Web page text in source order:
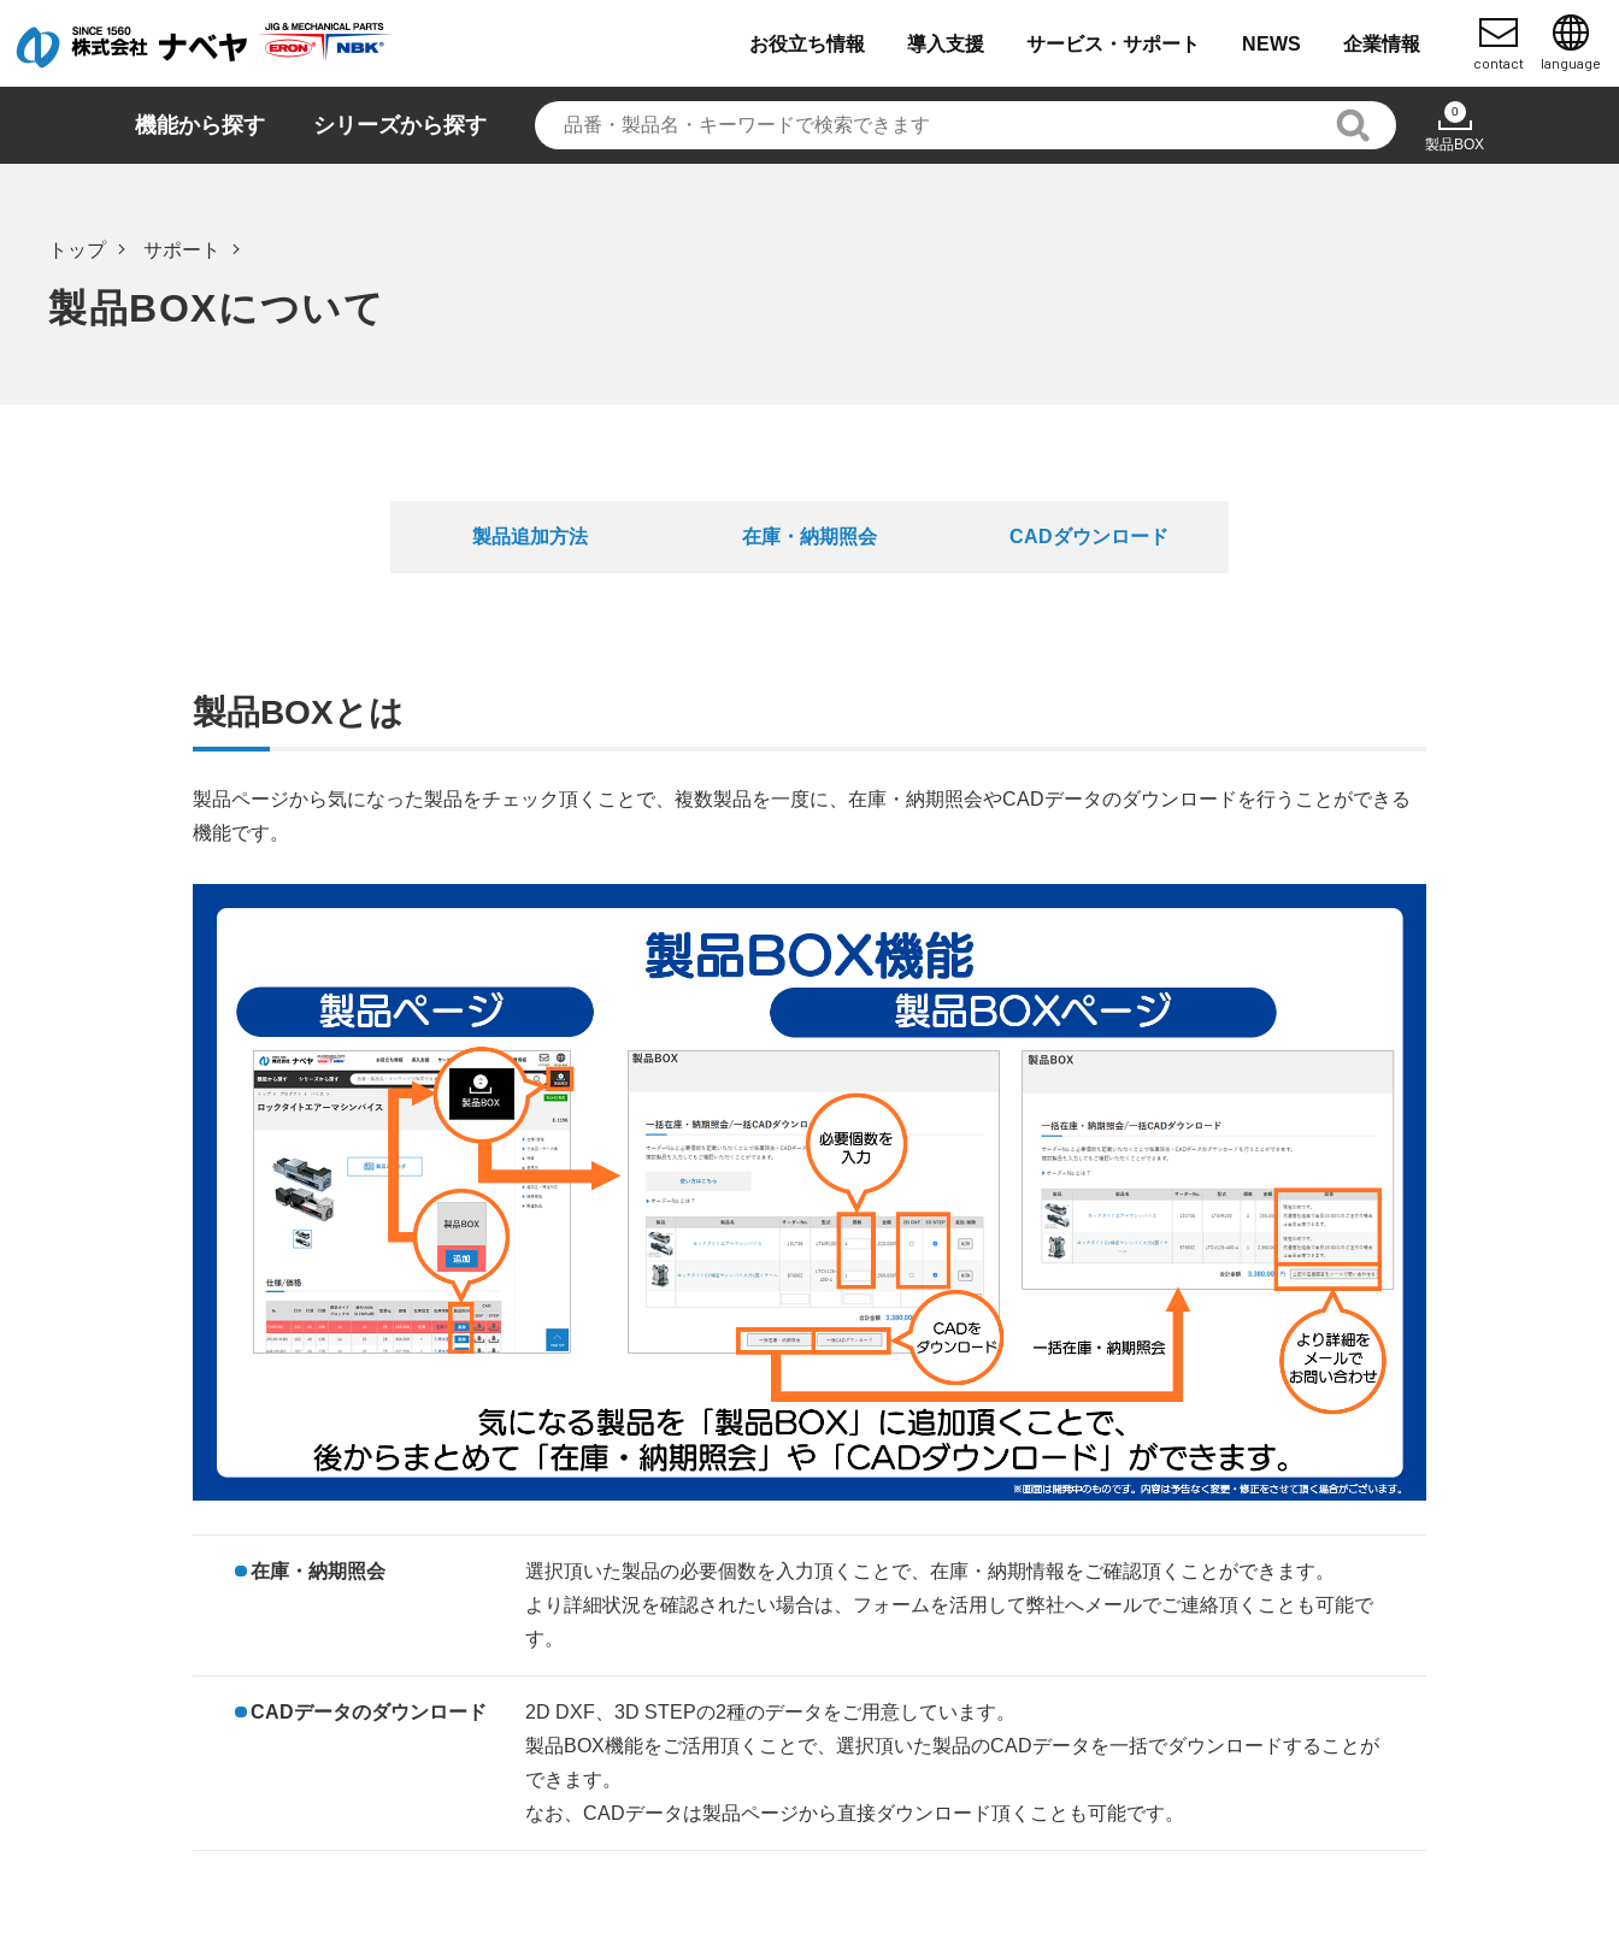
お役立ち情報 導入支援 サービス・ サポート NEWS 企業情報
contact language
機能から探す シリーズから探す
0
製品BOX
トップ サポート
製品BOXについて
製品追加方法 在庫・納期照会 CADダウンロード
製品BOXとは
製品ページから気になった製品をチェック頂くことで、複数製品を一度に、在庫・納期照会やCADデータのダウンロードを行うことができる
機能です。
在庫・納期照会
選択頂いた製品の必要個数を入力頂くことで、在庫・納期情報をご確認頂くことができます。
より詳細状況を確認されたい場合は、フォームを活用して弊社へメールでご連絡頂くことも可能で
す。
CADデータのダウンロード
2D DXF、3D STEPの2種のデータをご用意しています。
製品BOX機能をご活用頂くことで、選択頂いた製品のCADデータを一括でダウンロードすることが
できます。
なお、CADデータは製品ページから直接ダウンロード頂くことも可能です。